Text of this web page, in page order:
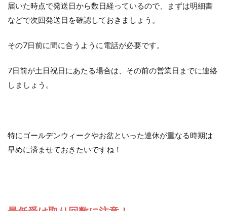
届いた時点で発送日から数日経っているので、まずは明細書
などで次回発送日を確認しておきましょう。
その7日前に間に合うように電話が必要です。
7日前が土日祝日にあたる場合は、その前の営業日までに連絡
しましょう。
特にゴールデンウィークやお盆といった連休が重なる時期は
早めに済ませておきたいですね！